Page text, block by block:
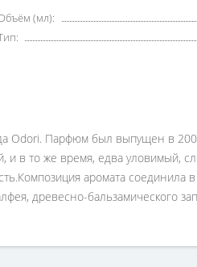
(мл):
Odori. Парфюм был выпущен в
в то же время, едва уловимый,
аромата соединила
древесно-бальзамического